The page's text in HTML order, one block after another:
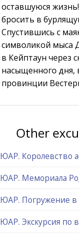
оставшуюся
бросить в
Спустившись с
символикой мыса
в Кейптаун через
насыщенного дня,
провинции
Other
ЮАР. Королевство
ЮАР. Мемориала
ЮАР. Погружение в
ЮАР. Экскурсия